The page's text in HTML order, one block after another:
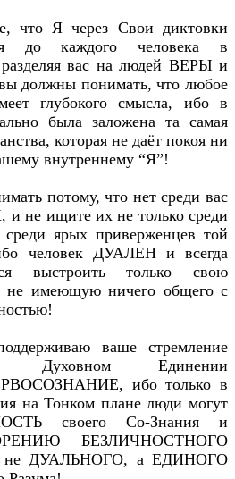
что Я через Свои диктовки
до каждого человека в
разделяя вас на людей ВЕРЫ и
должны понимать, что любое
глубокого смысла, ибо в
была заложена та самая
которая не даёт покоя ни
внутреннему “Я”!
потому, что нет среди вас
ищите их не только среди
ярых приверженцев той
человек ДУАЛЕН и всегда
выстроить только свою
не имеющую ничего общего с
ваше стремление
Духовном Единении
ибо только в
на Тонком плане люди могут
своего Со-Знания и
БЕЗЛИЧНОСТНОГО
не ДУАЛЬНОГО, а ЕДИНОГО